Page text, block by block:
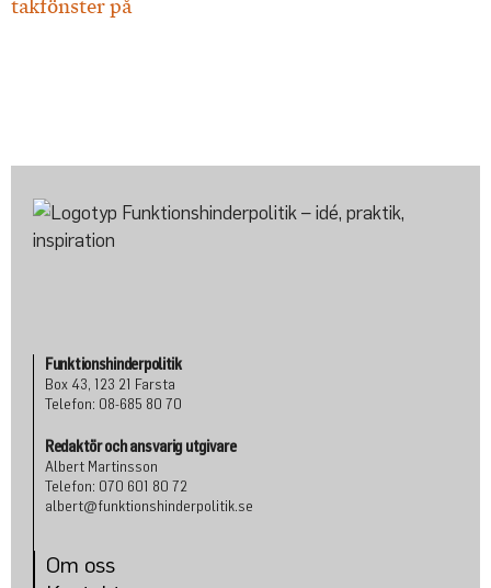
Funktionshinderpolitik
Box 43, 123 21 Farsta
Telefon: 08-685 80 70
Redaktör och ansvarig utgivare
Albert Martinsson
Telefon: 070 601 80 72
albert@funktionshinderpolitik.se
Om oss